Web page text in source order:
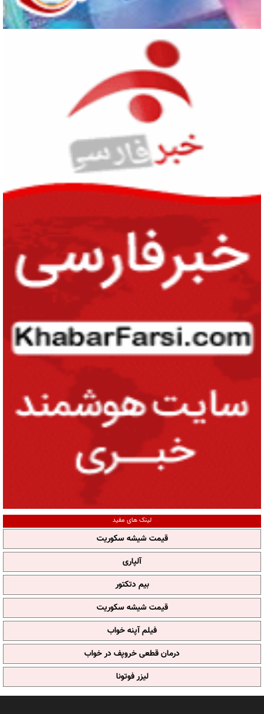
لینک های مفید
قیمت شیشه سکوریت
آلپاری
بیم دتکتور
قیمت شیشه سکوریت
فیلم آپنه خواب
درمان قطعی خروپف در خواب
لیزر فوتونا